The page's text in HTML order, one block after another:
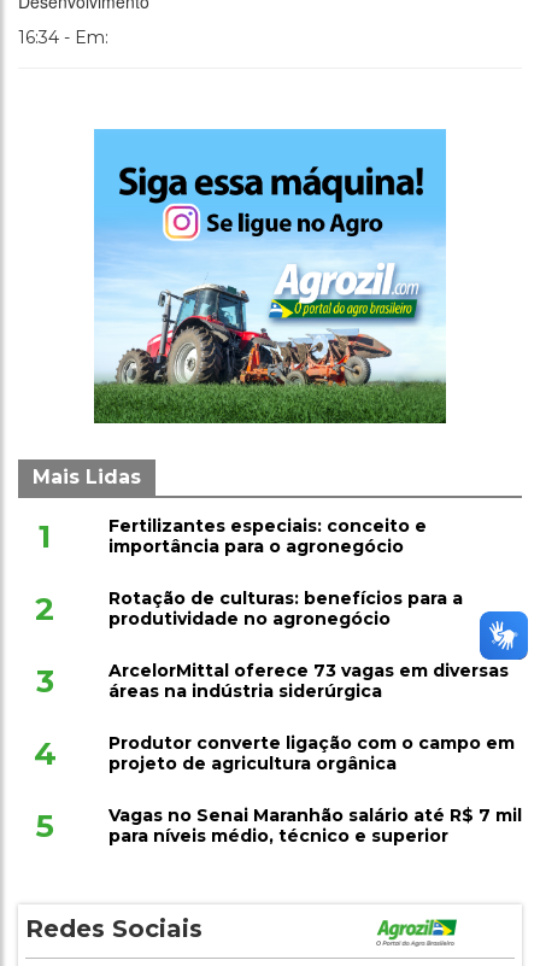
16:34 - Em:
Mais Lidas
1
Fertilizantes especiais: conceito e
importância para o agronegócio
2
Rotação de culturas: benefícios para a
produtividade no agronegócio
3
ArcelorMittal oferece 73 vagas em diversas
áreas na indústria siderúrgica
4
Produtor converte ligação com o campo em
projeto de agricultura orgânica
5
Vagas no Senai Maranhão salário até R$ 7 mil
para níveis médio, técnico e superior
Redes Sociais